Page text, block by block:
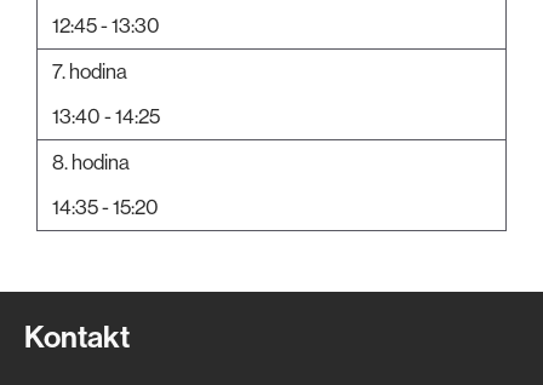
12:45 - 13:30
7. hodina
13:40 - 14:25
8. hodina
14:35 - 15:20
Kontakt